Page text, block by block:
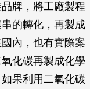
牌，將工廠製程
的轉化，再製成
內，也有實際案
化碳再製成化學
果利用二氧化碳